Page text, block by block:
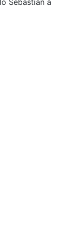
Sebastián a